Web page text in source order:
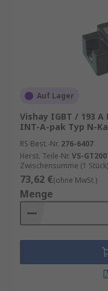
Auf Lager
Vishay IGBT / 193 A
INT-A-pak Typ N-
RS Best.-Nr. 276-6407
Herst. Teile-Nr. VS-
Zwischensumme (1 Stück)
73,62 €(ohne MwSt.)
Menge